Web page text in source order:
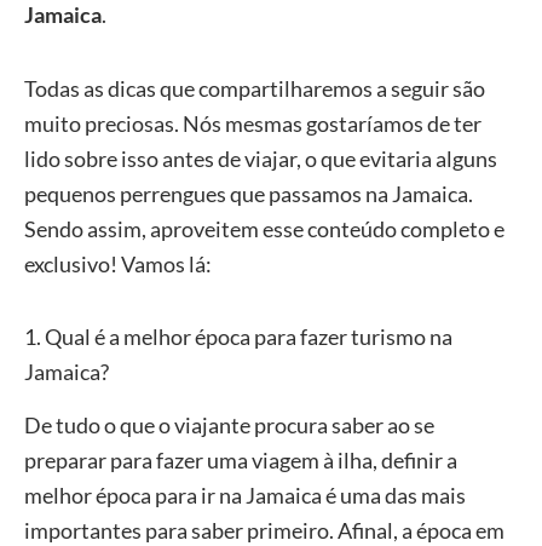
Jamaica.
Todas as dicas que compartilharemos a seguir são
muito preciosas. Nós mesmas gostaríamos de ter
lido sobre isso antes de viajar, o que evitaria alguns
pequenos perrengues que passamos na Jamaica.
Sendo assim, aproveitem esse conteúdo completo e
exclusivo! Vamos lá:
1. Qual é a melhor época para fazer turismo na
Jamaica?
De tudo o que o viajante procura saber ao se
preparar para fazer uma viagem à ilha, definir a
melhor época para ir na Jamaica é uma das mais
importantes para saber primeiro. Afinal, a época em